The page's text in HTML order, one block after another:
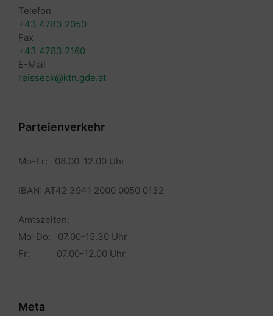
Telefon
+43 4783 2050
Fax
+43 4783 2160
E-Mail
reisseck@ktn.gde.at
Parteienverkehr
Mo-Fr: 08.00-12.00 Uhr
IBAN: AT42 3941 2000 0050 0132
Amtszeiten:
Mo-Do: 07.00-15.30 Uhr
Fr: 07.00-12.00 Uhr
Meta